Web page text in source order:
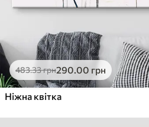
483.33грн290.00 грн
Ніжна квітка